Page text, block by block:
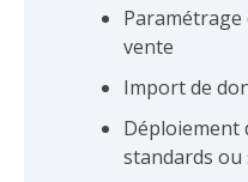
Paramétrage
vente
Import de
Déploiement
standards ou